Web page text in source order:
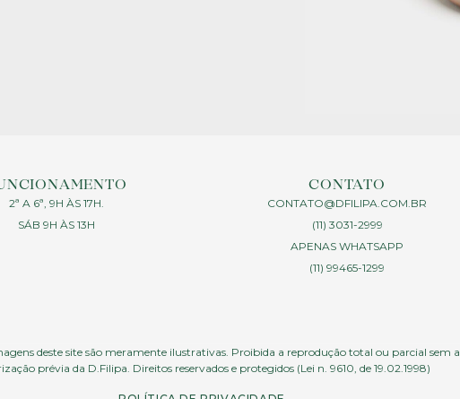
2ª A 6ª, 9H ÀS 17H.
SÁB 9H ÀS 13H
CONTATO
CONTATO@DFILIPA.COM.BR
(11) 3031-2999
APENAS WHATSAPP
(11) 99465-1299
deste site são meramente ilustrativas. Proibida a reprodução total ou parcial sem a
prévia da D.Filipa. Direitos reservados e protegidos (Lei n. 9610, de 19.02.1998)